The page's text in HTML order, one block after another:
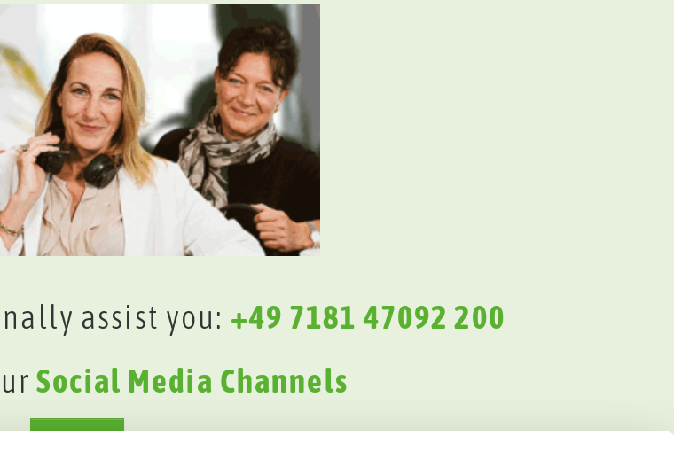
assist you: +49 7181 47092 200
Social Media Channels